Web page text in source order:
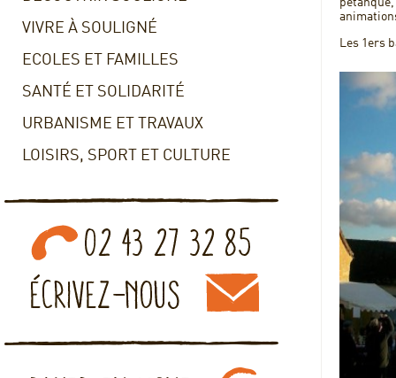
VIVRE À SOULIGNÉ
ECOLES ET FAMILLES
SANTÉ ET SOLIDARITÉ
URBANISME ET TRAVAUX
LOISIRS, SPORT ET CULTURE
Les 1ers